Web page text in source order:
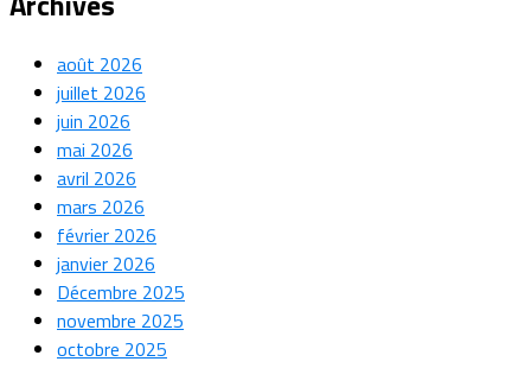
août 2026
juillet 2026
juin 2026
mai 2026
avril 2026
mars 2026
février 2026
janvier 2026
Décembre 2025
novembre 2025
octobre 2025